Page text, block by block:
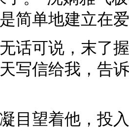
简单地建立在
可说，末了握
写信给我，告
望着他，投入